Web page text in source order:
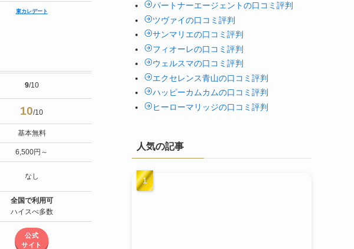
東カレデート
9/10
10/10
基本無料
6,500円～
なし
全国で利用可
ハイスぺ多数
公式
サイト
パートナーエージェントの口コミ評判
ツヴァイの口コミ評判
サンマリエの口コミ評判
フィオーレの口コミ評判
ウェルスマの口コミ評判
エクセレンス青山の口コミ評判
ハッピーカムカムの口コミ評判
ヒーローマリッジの口コミ評判
人気の記事